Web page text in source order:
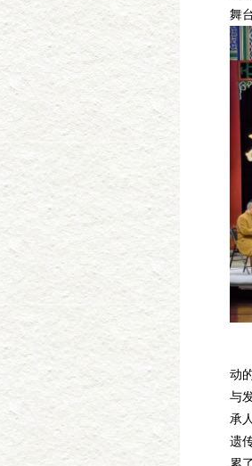
舞
动
与
承
遗